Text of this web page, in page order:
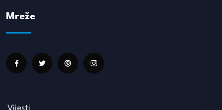
Mreže
Vijesti